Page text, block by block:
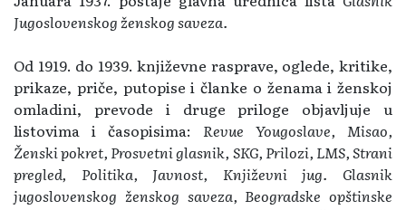
Jugoslovenskog ženskog saveza.
Od 1919. do 1939. književne rasprave, oglede, kritike,
prikaze, priče, putopise i članke o ženama i ženskoj
omladini, prevode i druge priloge objavljuje u
listovima i časopisima: Revue Yougoslave, Misao,
Ženski pokret, Prosvetni glasnik, SKG, Prilozi, LMS, Strani
pregled, Politika, Javnost, Književni jug. Glasnik
jugoslovenskog ženskog saveza, Beogradske opštinske